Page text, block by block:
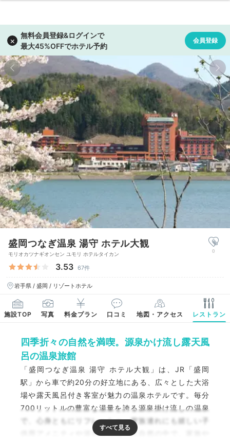
盛岡つなぎ温泉 湯守 ホテル大観
モリオカツナギオンセン ユモリ ホテルタイカン
3.53 67件
岩手県 / 盛岡 / リゾートホテル
0
施設TOP 写真 料金プラン 口コミ 地図・アクセス レストラン
四季折々の自然を満喫。源泉かけ流し露天風
呂の温泉旅館
「盛岡つなぎ温泉 湯守 ホテル大観」は、JR「盛岡
駅」から車で約20分の好立地にある、広々とした大浴
場や露天風呂付き客室が魅力の温泉ホテルです。毎分
700リットルの豊富な湯量を誇る源泉掛け流しの温泉
で、心身ともにリフレッシュ。家族連れにも嬉しい子
供用アメニティや浴衣も完備。大自然の中で、家族や